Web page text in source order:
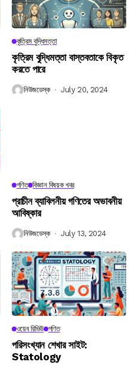
কৃত্রিম বুদ্ধিমত্তা
কৃত্রিম বুদ্ধিমত্তা বাস্তবতাকে বিকৃত
করতে পারে
নিউজডেস্ক July 20, 2024
গণিত বিজ্ঞান বিষয়ক খবর
প্রাচীন ব্যাবিলনীয় গণিতের অভাবনীয়
আবিষ্কার
নিউজডেস্ক July 13, 2024
ওয়েব রিভিউ গণিত
পরিসংখ্যান শেখার সাইট:
Statology